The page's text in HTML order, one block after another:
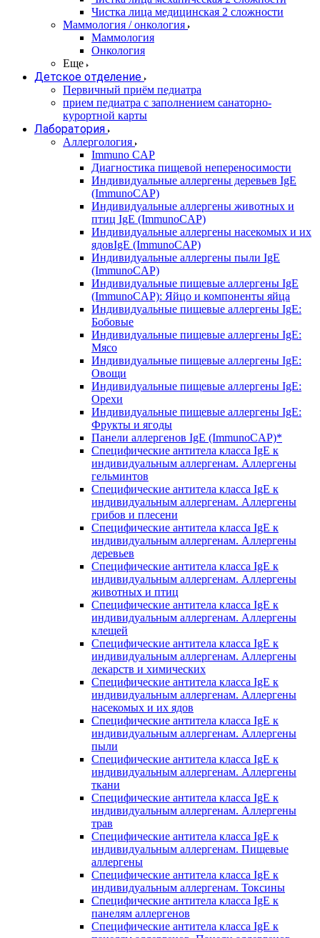
Чистка лица медицинская 2 сложности
Маммология / онкология
Маммология
Онкология
Еще
Детское отделение
Первичный приём педиатра
прием педиатра с заполнением санаторно-
курортной карты
Лаборатория
Аллергология
Immuno CAP
Диагностика пищевой непереносимости
Индивидуальные аллергены деревьев IgE
(ImmunoCAP)
Индивидуальные аллергены животных и
птиц IgE (ImmunoCAP)
Индивидуальные аллергены насекомых и их
ядовIgE (ImmunoCAP)
Индивидуальные аллергены пыли IgE
(ImmunoCAP)
Индивидуальные пищевые аллергены IgE
(ImmunoCAP): Яйцо и компоненты яйца
Индивидуальные пищевые аллергены IgE:
Бобовые
Индивидуальные пищевые аллергены IgE:
Мясо
Индивидуальные пищевые аллергены IgE:
Овощи
Индивидуальные пищевые аллергены IgE:
Орехи
Индивидуальные пищевые аллергены IgE:
Фрукты и ягоды
Панели аллергенов IgE (ImmunoCAP)*
Специфические антитела класса IgE к
индивидуальным аллергенам. Аллергены
гельминтов
Специфические антитела класса IgE к
индивидуальным аллергенам. Аллергены
грибов и плесени
Специфические антитела класса IgE к
индивидуальным аллергенам. Аллергены
деревьев
Специфические антитела класса IgE к
индивидуальным аллергенам. Аллергены
животных и птиц
Специфические антитела класса IgE к
индивидуальным аллергенам. Аллергены
клещей
Специфические антитела класса IgE к
индивидуальным аллергенам. Аллергены
лекарств и химических
Специфические антитела класса IgE к
индивидуальным аллергенам. Аллергены
насекомых и их ядов
Специфические антитела класса IgE к
индивидуальным аллергенам. Аллергены
пыли
Специфические антитела класса IgE к
индивидуальным аллергенам. Аллергены
ткани
Специфические антитела класса IgE к
индивидуальным аллергенам. Аллергены
трав
Специфические антитела класса IgE к
индивидуальным аллергенам. Пищевые
аллергены
Специфические антитела класса IgE к
индивидуальным аллергенам. Токсины
Специфические антитела класса IgE к
панелям аллергенов
Специфические антитела класса IgE к